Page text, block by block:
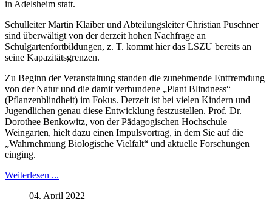
in Adelsheim statt.
Schulleiter Martin Klaiber und Abteilungsleiter Christian Puschner
sind überwältigt von der derzeit hohen Nachfrage an
Schulgartenfortbildungen, z. T. kommt hier das LSZU bereits an
seine Kapazitätsgrenzen.
Zu Beginn der Veranstaltung standen die zunehmende Entfremdung
von der Natur und die damit verbundene „Plant Blindness“
(Pflanzenblindheit) im Fokus. Derzeit ist bei vielen Kindern und
Jugendlichen genau diese Entwicklung festzustellen. Prof. Dr.
Dorothee Benkowitz, von der Pädagogischen Hochschule
Weingarten, hielt dazu einen Impulsvortrag, in dem Sie auf die
„Wahrnehmung Biologische Vielfalt“ und aktuelle Forschungen
einging.
Weiterlesen ...
04. April 2022